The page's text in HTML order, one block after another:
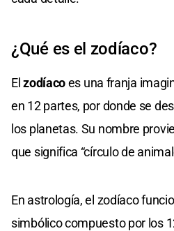
¿Qué es el zodíaco?
Elzodíacoes una franja
en 12 partes, por donde se
los planetas. Su nombre
que significa “círculo de
En astrología, el zodíaco
simbólico compuesto por los